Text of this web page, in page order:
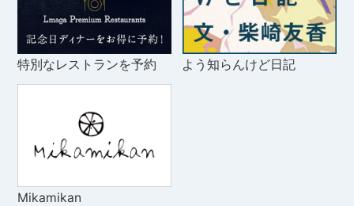
特別なレストランを予約 よう知らんけど日記
Mikamikan